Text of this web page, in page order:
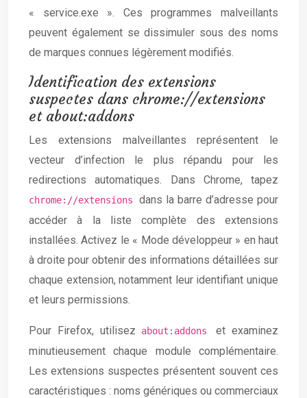
« service.exe ». Ces programmes malveillants
peuvent également se dissimuler sous des noms
de marques connues légèrement modifiés.
Identification des extensions
suspectes dans chrome://extensions
et about:addons
Les extensions malveillantes représentent le
vecteur d’infection le plus répandu pour les
redirections automatiques. Dans Chrome, tapez
chrome://extensions dans la barre d’adresse pour
accéder à la liste complète des extensions
installées. Activez le « Mode développeur » en haut
à droite pour obtenir des informations détaillées sur
chaque extension, notamment leur identifiant unique
et leurs permissions.
Pour Firefox, utilisez about:addonset examinez
minutieusement chaque module complémentaire.
Les extensions suspectes présentent souvent ces
caractéristiques : noms génériques ou commerciaux